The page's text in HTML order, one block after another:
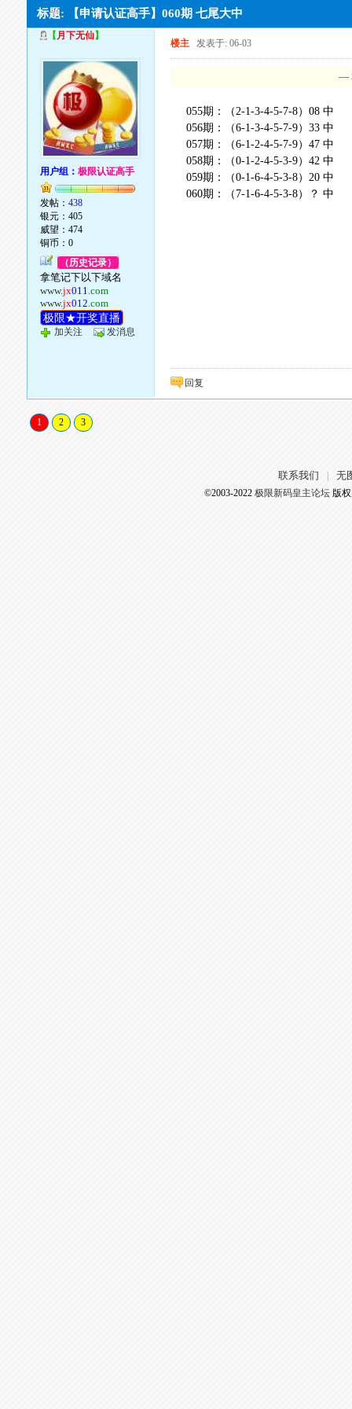
标题: 【申请认证高手】060期 七尾大中
【月下无仙】
用户组：极限认证高手
发帖：438
银元：405
威望：474
铜币：0
（历史记录）
拿笔记下以下域名
www.jx011.com
www.jx012.com
极限★开奖直播
加关注 发消息
楼主 发表于: 06-03
—
055期：（2-1-3-4-5-7-8）08 中
056期：（6-1-3-4-5-7-9）33 中
057期：（6-1-2-4-5-7-9）47 中
058期：（0-1-2-4-5-3-9）42 中
059期：（0-1-6-4-5-3-8）20 中
060期：（7-1-6-4-5-3-8）？ 中
回复
1 2 3
联系我们 无
©2003-2022 极限新码皇主论坛版权